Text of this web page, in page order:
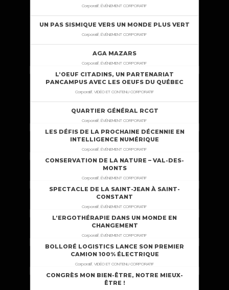
Corporatif, ÉVÉNEMENT CORPORATIF
UN PAS SISMIQUE VERS UN MONDE PLUS VERT
Corporatif, ÉVÉNEMENT CORPORATIF
AGA MAZARS
Corporatif, ÉVÉNEMENT CORPORATIF
L’OEUF CITADINS, UN PARTENARIAT
PANCAMPUS AVEC LES OEUFS DU QUÉBEC
Corporatif, VIDÉO ET CONTENU CORPORATIF
QUARTIER GÉNÉRAL RCGT
Corporatif, ÉVÉNEMENT CORPORATIF
LES DÉFIS DE LA PROCHAINE DÉCENNIE EN
INTELLIGENCE NUMÉRIQUE
Corporatif, ÉVÉNEMENT CORPORATIF
CONSERVATION DE LA NATURE – VAL-DES-
MONTS
Corporatif, ÉVÉNEMENT CORPORATIF
SPECTACLE DE LA SAINT-JEAN À SAINT-
CONSTANT
Corporatif, ÉVÉNEMENT CORPORATIF
L’ERGOTHÉRAPIE DANS UN MONDE EN
CHANGEMENT
Corporatif, ÉVÉNEMENT CORPORATIF
BOLLORÉ LOGISTICS LANCE SON PREMIER
CAMION 100% ÉLECTRIQUE
Corporatif, VIDÉO ET CONTENU CORPORATIF
CONGRÈS MON BIEN-ÊTRE, NOTRE MIEUX-
ÊTRE !